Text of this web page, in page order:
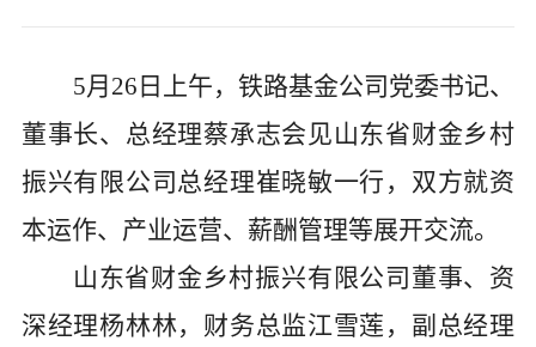
5月 26 日上午，铁路基金公司党委书记、
董事长、总经理蔡承志会见山东省财金乡村
振兴有限公司总经理崔晓敏一行，双方就资
本运作、产业运营、薪酬管理等展开交流。
山东省财金乡村振兴有限公司董事、资
深经理杨林林，财务总监江雪莲，副总经理